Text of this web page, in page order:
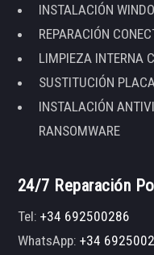
INSTALACIÓN
REPARACIÓN
LIMPIEZA INTERNA
SUSTITUCIÓN
INSTALACIÓN
RANSOMWARE
24/7 Reparación
Tel:+34 692500286
WhatsApp:+34